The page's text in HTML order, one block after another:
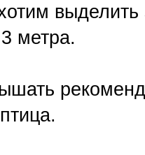
выделить
метра.